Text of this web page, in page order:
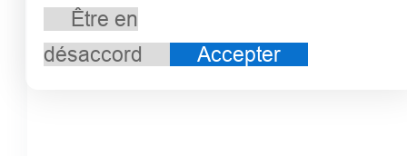
Être en
désaccord
Accepter